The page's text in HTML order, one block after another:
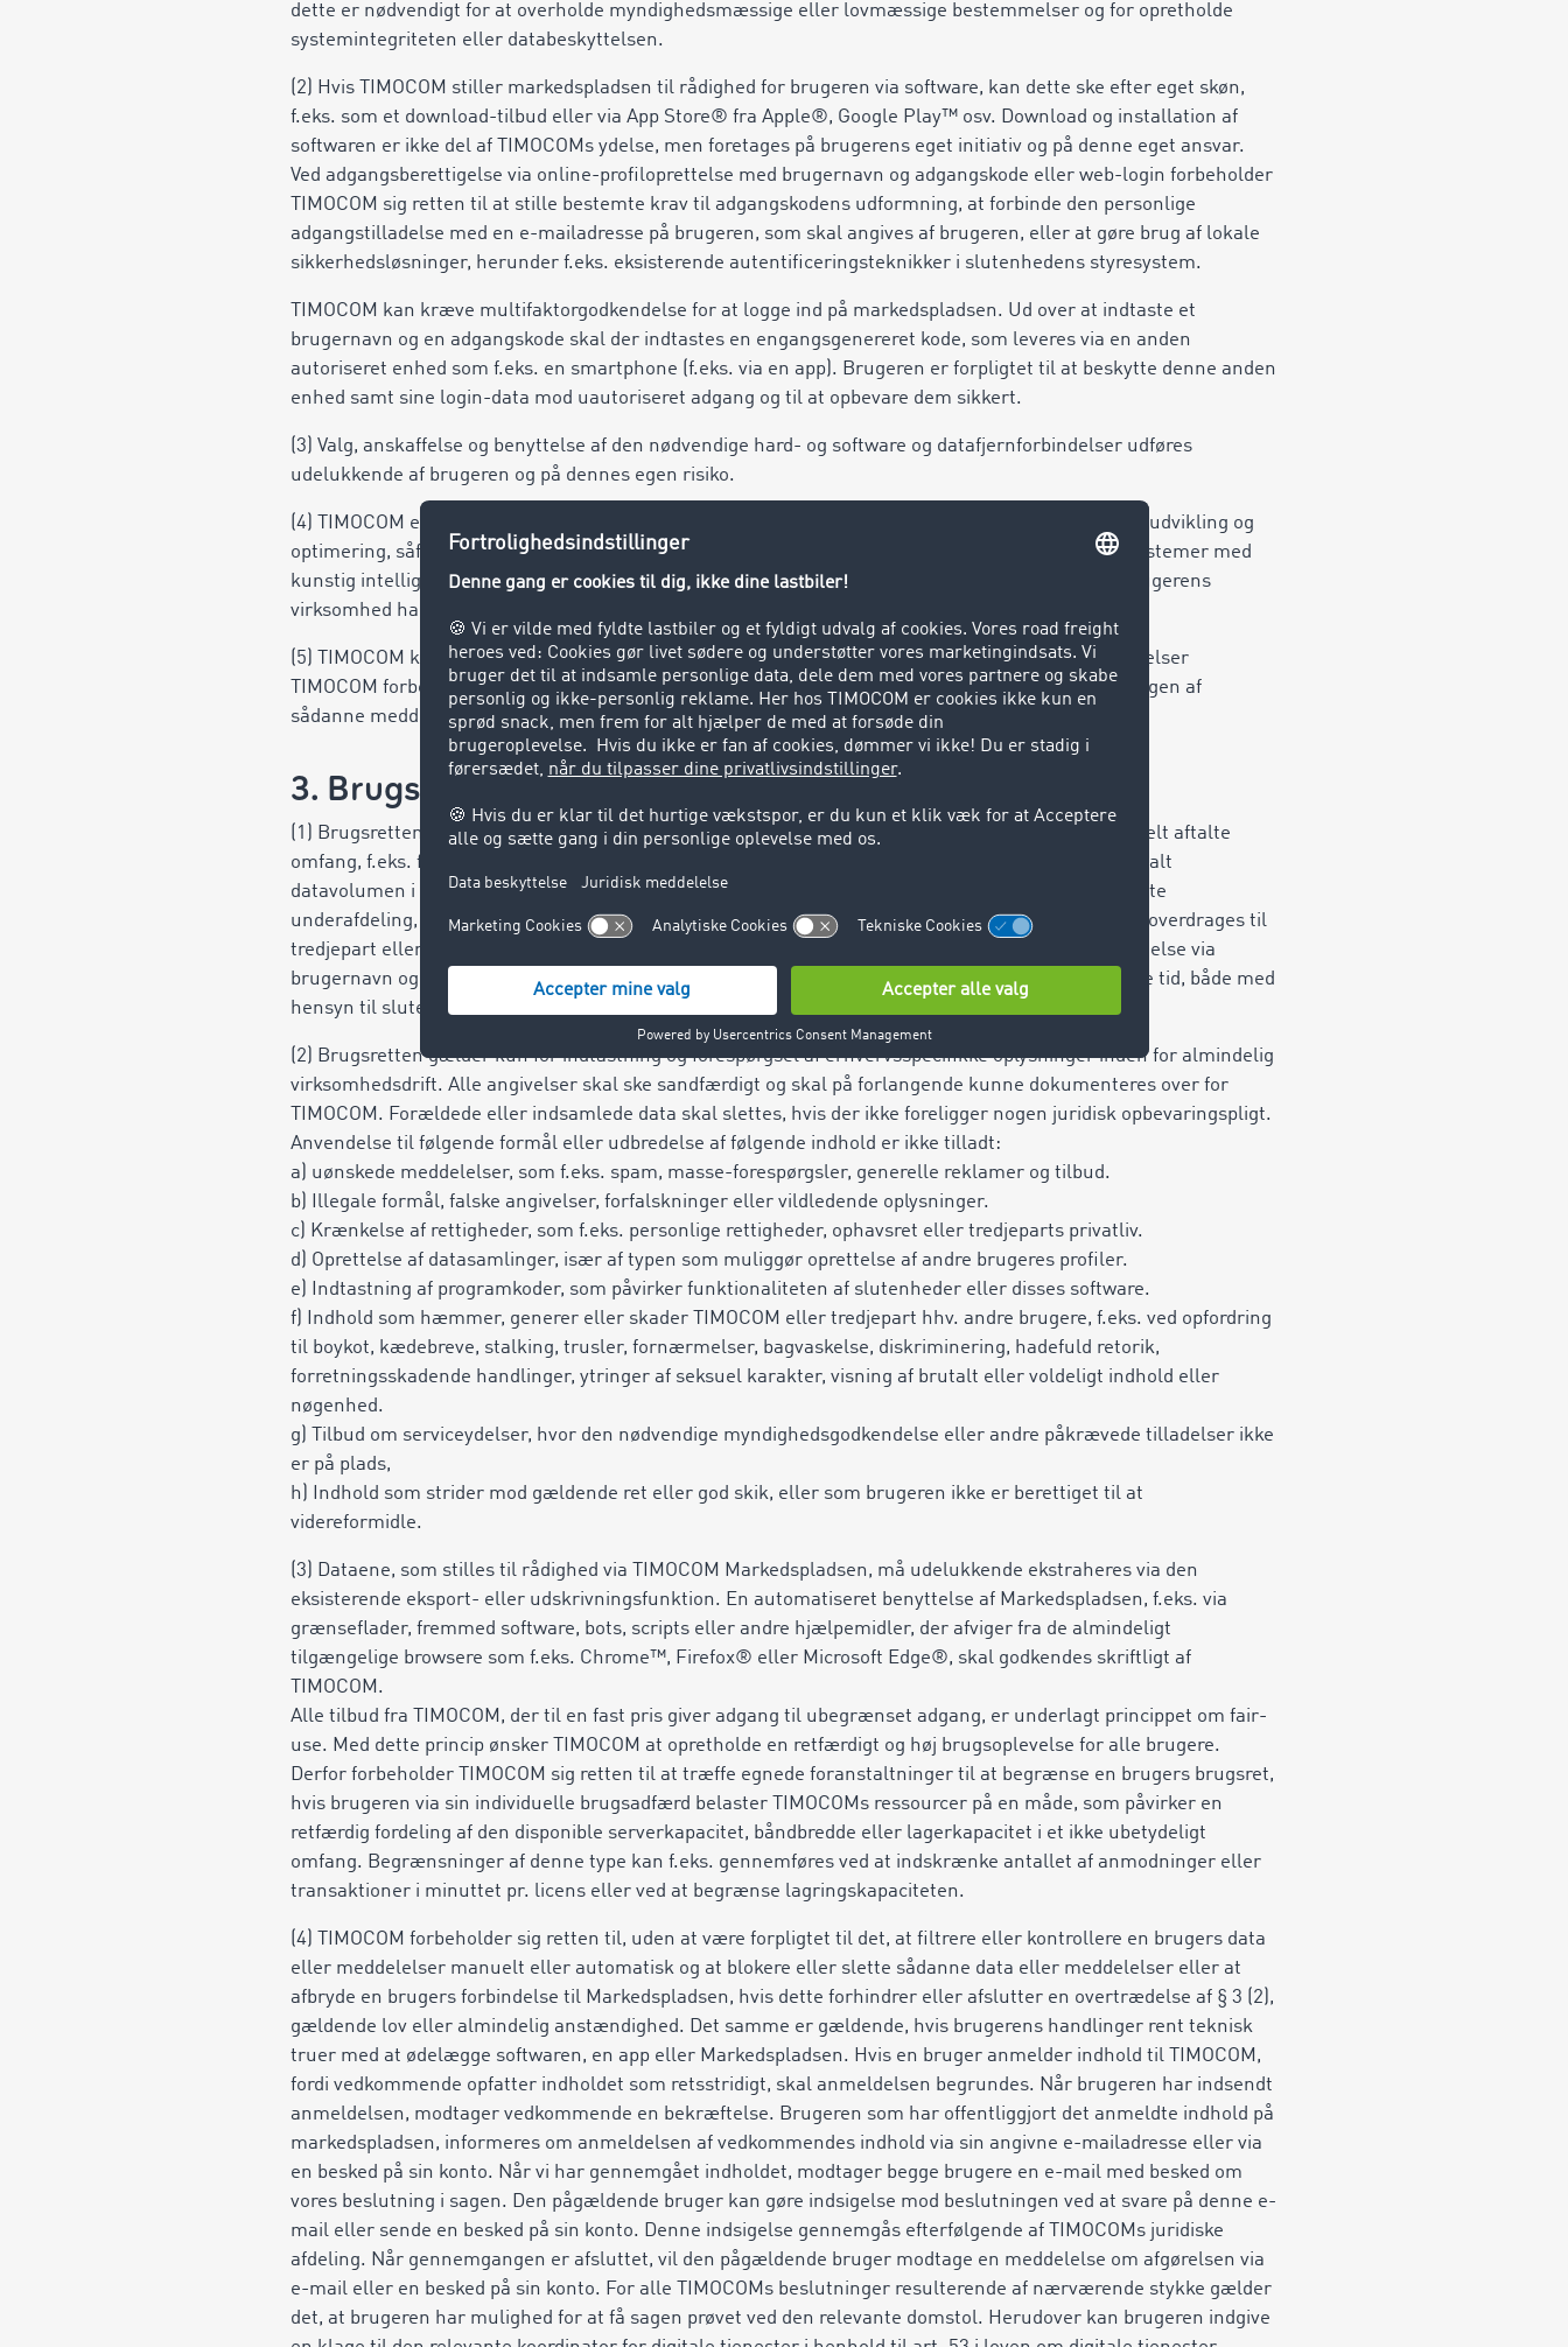
dette er nødvendigt for at overholde myndighedsmæssige eller lovmæssige bestemmelser og for opretholde
systemintegriteten eller databeskyttelsen.
(2) Hvis TIMOCOM stiller markedspladsen til rådighed for brugeren via software, kan dette ske efter eget skøn,
f.eks. som et download-tilbud eller via App Store® fra Apple®, Google Play™ osv. Download og installation af
softwaren er ikke del af TIMOCOMs ydelse, men foretages på brugerens eget initiativ og på denne eget ansvar.
Ved adgangsberettigelse via online-profiloprettelse med brugernavn og adgangskode eller web-login forbeholder
TIMOCOM sig retten til at stille bestemte krav til adgangskodens udformning, at forbinde den personlige
adgangstilladelse med en e-mailadresse på brugeren, som skal angives af brugeren, eller at gøre brug af lokale
sikkerhedsløsninger, herunder f.eks. eksisterende autentificeringsteknikker i slutenhedens styresystem.
TIMOCOM kan kræve multifaktorgodkendelse for at logge ind på markedspladsen. Ud over at indtaste et
brugernavn og en adgangskode skal der indtastes en engangsgenereret kode, som leveres via en anden
autoriseret enhed som f.eks. en smartphone (f.eks. via en app). Brugeren er forpligtet til at beskytte denne anden
enhed samt sine login-data mod uautoriseret adgang og til at opbevare dem sikkert.
(3) Valg, anskaffelse og benyttelse af den nødvendige hard- og software og datafjernforbindelser udføres
udelukkende af brugeren og på dennes egen risiko.
(4) TIMOCOM er berettiget til at foretage ændringer af sine produkter inden for rammerne af videreudvikling og
optimering, såfremt de væsentligste ydelser ikke indskrænkes herved. Tjenesterne kan omfatte systemer med
kunstig intelligens (herefter: AI). Brugeren er ansvarlig for at sikre, at de involverede personer i brugerens
virksomhed har den nødvendige viden.
(5) TIMOCOM kan via markedspladsen sende brugeren informationer om tilbud, modtagne meddelelser
TIMOCOM forbeholder sig retten til at bestemme og begrænse antallet, visningstiden og opbevaringen af
sådanne meddelelser.
3. Brugsretten
(1) Brugsretten til TIMOCOM Markedspladsen omfattet af denne kontrakt gælder kun i det individuelt aftalte
omfang, f.eks. for et bestemt antal personlige adgangstilladelser (konto), transaktioner eller en aftalt
datavolumen i brugerens erhvervsvirksomhed i den i kontrakten angivne afdeling med den relevante
underafdeling, gældende for både selvstændige og ikke-selvstændige underafdelinger, og kan ikke overdrages til
tredjepart eller andre underafdelinger eller anvendelsessteder. Ved anvendelse af adgangsberettigelse via
brugernavn og adgangskode eller web-login er der kun én samtidig brugsret til en konto på samme tid, både med
hensyn til slutenheden og/eller browseren (konkurrerende licens).
(2) Brugsretten gælder kun for indtastning og forespørgsel af erhvervsspecifikke oplysninger inden for almindelig
virksomhedsdrift. Alle angivelser skal ske sandfærdigt og skal på forlangende kunne dokumenteres over for
TIMOCOM. Forældede eller indsamlede data skal slettes, hvis der ikke foreligger nogen juridisk opbevaringspligt.
Anvendelse til følgende formål eller udbredelse af følgende indhold er ikke tilladt:
a) uønskede meddelelser, som f.eks. spam, masse-forespørgsler, generelle reklamer og tilbud.
b) Illegale formål, falske angivelser, forfalskninger eller vildledende oplysninger.
c) Krænkelse af rettigheder, som f.eks. personlige rettigheder, ophavsret eller tredjeparts privatliv.
d) Oprettelse af datasamlinger, især af typen som muliggør oprettelse af andre brugeres profiler.
e) Indtastning af programkoder, som påvirker funktionaliteten af slutenheder eller disses software.
f) Indhold som hæmmer, generer eller skader TIMOCOM eller tredjepart hhv. andre brugere, f.eks. ved opfordring
til boykot, kædebreve, stalking, trusler, fornærmelser, bagvaskelse, diskriminering, hadefuld retorik,
forretningsskadende handlinger, ytringer af seksuel karakter, visning af brutalt eller voldeligt indhold eller
nøgenhed.
g) Tilbud om serviceydelser, hvor den nødvendige myndighedsgodkendelse eller andre påkrævede tilladelser ikke
er på plads,
h) Indhold som strider mod gældende ret eller god skik, eller som brugeren ikke er berettiget til at
videreformidle.
(3) Dataene, som stilles til rådighed via TIMOCOM Markedspladsen, må udelukkende ekstraheres via den
eksisterende eksport- eller udskrivningsfunktion. En automatiseret benyttelse af Markedspladsen, f.eks. via
grænseflader, fremmed software, bots, scripts eller andre hjælpemidler, der afviger fra de almindeligt
tilgængelige browsere som f.eks. Chrome™, Firefox® eller Microsoft Edge®, skal godkendes skriftligt af
TIMOCOM.
Alle tilbud fra TIMOCOM, der til en fast pris giver adgang til ubegrænset adgang, er underlagt princippet om fair-
use. Med dette princip ønsker TIMOCOM at opretholde en retfærdigt og høj brugsoplevelse for alle brugere.
Derfor forbeholder TIMOCOM sig retten til at træffe egnede foranstaltninger til at begrænse en brugers brugsret,
hvis brugeren via sin individuelle brugsadfærd belaster TIMOCOMs ressourcer på en måde, som påvirker en
retfærdig fordeling af den disponible serverkapacitet, båndbredde eller lagerkapacitet i et ikke ubetydeligt
omfang. Begrænsninger af denne type kan f.eks. gennemføres ved at indskrænke antallet af anmodninger eller
transaktioner i minuttet pr. licens eller ved at begrænse lagringskapaciteten.
(4) TIMOCOM forbeholder sig retten til, uden at være forpligtet til det, at filtrere eller kontrollere en brugers data
eller meddelelser manuelt eller automatisk og at blokere eller slette sådanne data eller meddelelser eller at
afbryde en brugers forbindelse til Markedspladsen, hvis dette forhindrer eller afslutter en overtrædelse af § 3 (2),
gældende lov eller almindelig anstændighed. Det samme er gældende, hvis brugerens handlinger rent teknisk
truer med at ødelægge softwaren, en app eller Markedspladsen. Hvis en bruger anmelder indhold til TIMOCOM,
fordi vedkommende opfatter indholdet som retsstridigt, skal anmeldelsen begrundes. Når brugeren har indsendt
anmeldelsen, modtager vedkommende en bekræftelse. Brugeren som har offentliggjort det anmeldte indhold på
markedspladsen, informeres om anmeldelsen af vedkommendes indhold via sin angivne e-mailadresse eller via
en besked på sin konto. Når vi har gennemgået indholdet, modtager begge brugere en e-mail med besked om
vores beslutning i sagen. Den pågældende bruger kan gøre indsigelse mod beslutningen ved at svare på denne e-
mail eller sende en besked på sin konto. Denne indsigelse gennemgås efterfølgende af TIMOCOMs juridiske
afdeling. Når gennemgangen er afsluttet, vil den pågældende bruger modtage en meddelelse om afgørelsen via
e-mail eller en besked på sin konto. For alle TIMOCOMs beslutninger resulterende af nærværende stykke gælder
det, at brugeren har mulighed for at få sagen prøvet ved den relevante domstol. Herudover kan brugeren indgive